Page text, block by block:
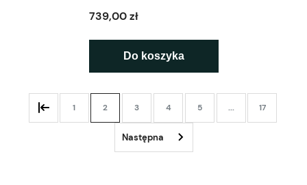
739,00 zł
Do koszyka
1 2 3 4 5 ... 17